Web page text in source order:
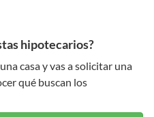
hipotecarios?
casa y vas a solicitar una
qué buscan los